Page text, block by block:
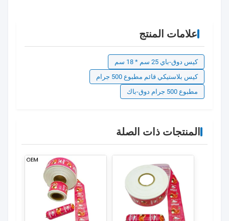
علامات المنتج
كيس دوق-باي 25 سم * 18 سم
كيس بلاستيكي قائم مطبوع 500 جرام
مطبوع 500 جرام دوق-باك
المنتجات ذات الصلة